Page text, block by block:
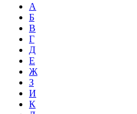
А
Б
В
Г
Д
Е
Ж
З
И
К